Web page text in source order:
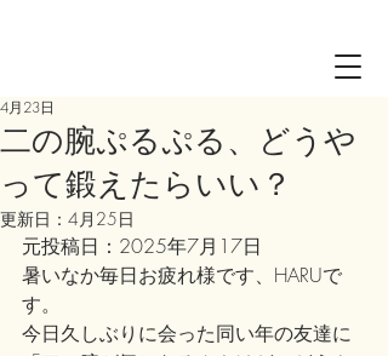
二の腕ぷるぷる、どうや
って鍛えたらいい？
4月23日
更新日： 4月25日
元投稿日：2025年7月17日
暑いなか毎日お疲れ様です、HARUで
す。
今日久しぶりに会った同い年の友達に